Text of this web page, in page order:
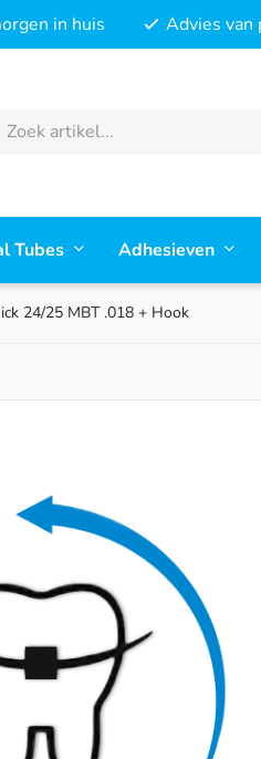
in huis Advies van
Tubes Adhesieven
24/25 MBT .018 + Hook